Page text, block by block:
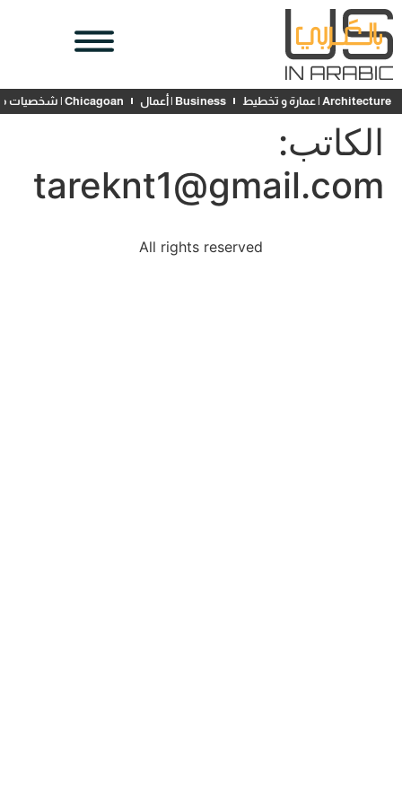
Architecture | عمارة و تخطيط Business | أعمال Chicagoan | شخصيات محلية
الكاتب:
tareknt1@gmail.com
All rights reserved